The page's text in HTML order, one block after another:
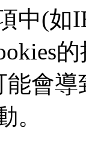
中(如
能會
。